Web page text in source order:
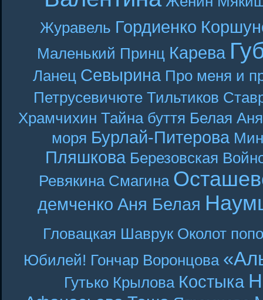
Журавель Гордиенко
Маленький Принц Карева
Ланец Севырина Про меня и
Петрусевичюте Тильтиков
Храмчихин Тайна буття Белая Аня
моря Бурлай-Питерова
Пляшкова Березовская
Ревякина Смагина
демченко Аня Белая
Гловацкая Шаврук Околот
Юбилей! Гончар Воронцова
Гутько Крылова Костыка